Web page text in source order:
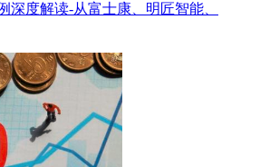
深度解读-从富士康、明匠智能、